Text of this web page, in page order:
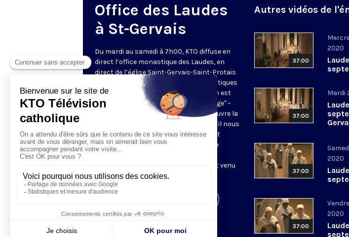
Office des Laudes
à St-Gervais
Du mardi au samedi à 7h00, KTO diffuse en
direct l’office monastique des Laudes, en
direct de l’église Saint-Gervais-Saint-Protais
(Paris IVe), avec les Fraternités Monastiques
de Jérusalem. Les Laudes – dont le nom est
dérivé du terme latin qui signifie "louange" –
sont d’abord la prière de louange qui ouvre la
journée pour remercier Dieu du don qu’il nous
fait de ce jour nouveau, et le placer tout
entier sous son regard. Mais son heure
Résurrection du Seigneur, "soleil levant venu
nous visiter" (Lc 1,28).
Autres vidéos de
37:00
2020
37:00
Mardi
37:00
2020
37:00
2020